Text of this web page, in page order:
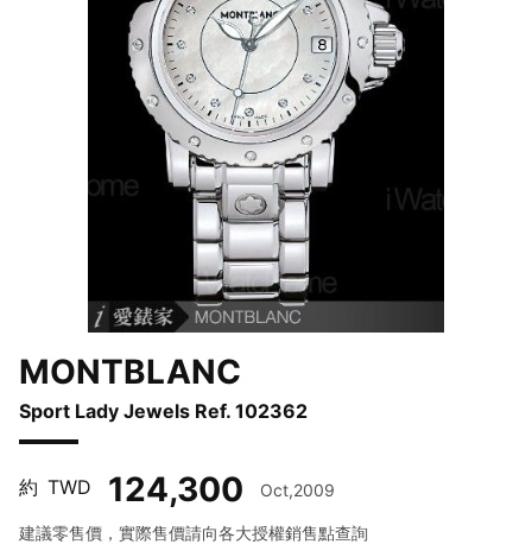
MONTBLANC
Sport Lady Jewels Ref. 102362
約 TWD 124,300 Oct,2009
建議零售價，實際售價請向各大授權銷售點查詢